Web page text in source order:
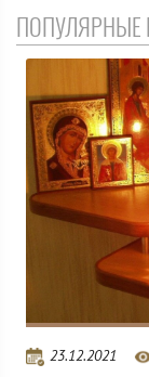
ПОПУЛЯРНЫЕ
23.12.2021